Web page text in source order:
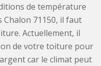
de température
Chalon 71150, il faut
Actuellement, il
de votre toiture pour
car le climat peut